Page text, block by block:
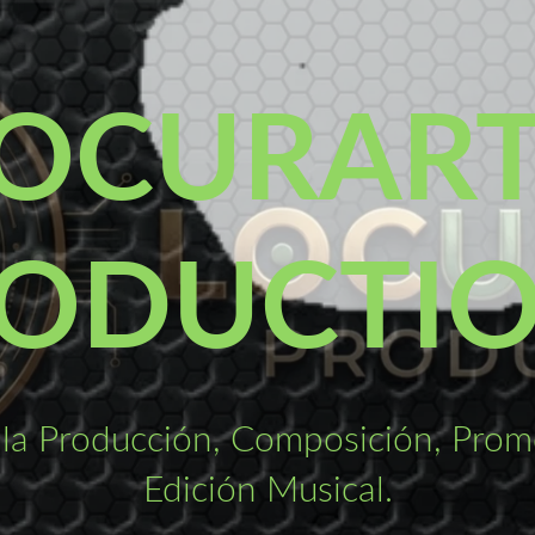
Producción, Composición,
Edición Musical.